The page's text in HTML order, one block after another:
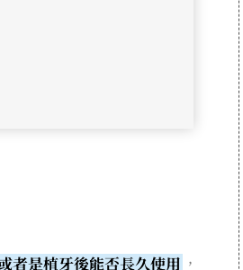
者是植牙後能否長久使用 ，